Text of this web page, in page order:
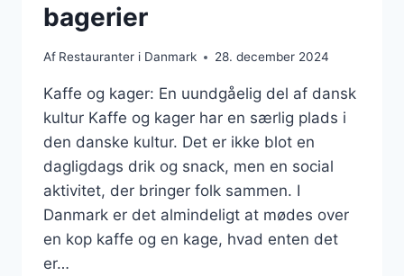
bagerier
Af Restauranter i Danmark 28. december 2024
Kaffe og kager: En uundgåelig del af dansk
kultur Kaffe og kager har en særlig plads i
den danske kultur. Det er ikke blot en
dagligdags drik og snack, men en social
aktivitet, der bringer folk sammen. I
Danmark er det almindeligt at mødes over
en kop kaffe og en kage, hvad enten det
er…